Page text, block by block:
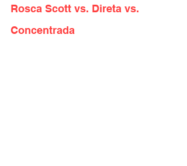
Rosca Scott vs. Direta vs.
Concentrada